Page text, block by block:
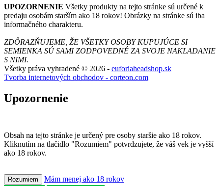
UPOZORNENIE Všetky produkty na tejto stránke sú určené k
predaju osobám starším ako 18 rokov! Obrázky na stránke sú iba
informačného charakteru.
ZDÔRAZŇUJEME, ŽE VŠETKY OSOBY KUPUJÚCE SI
SEMIENKA SÚ SAMI ZODPOVEDNÉ ZA SVOJE NAKLADANIE
S NIMI.
Všetky práva vyhradené © 2026 - euforiaheadshop.sk
Tvorba internetových obchodov - corteon.com
Upozornenie
Obsah na tejto stránke je určený pre osoby staršie ako 18 rokov.
Kliknutím na tlačidlo "Rozumiem" potvrdzujete, že váš vek je vyšší
ako 18 rokov.
Rozumiem Mám menej ako 18 rokov